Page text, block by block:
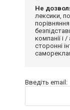
Не
лексики,
компанії і
сторонні
Введіть email: